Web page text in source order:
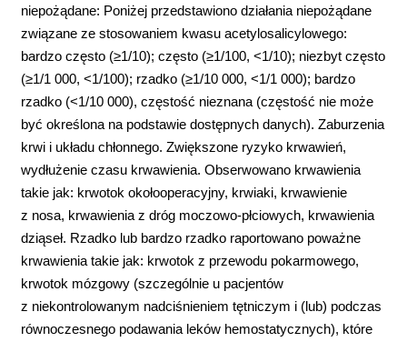
niepożądane: Poniżej przedstawiono działania niepożądane
związane ze stosowaniem kwasu acetylosalicylowego:
bardzo często (≥1/10); często (≥1/100, <1/10); niezbyt często
(≥1/1 000, <1/100); rzadko (≥1/10 000, <1/1 000); bardzo
rzadko (<1/10 000), częstość nieznana (częstość nie może
być określona na podstawie dostępnych danych). Zaburzenia
krwi i układu chłonnego. Zwiększone ryzyko krwawień,
wydłużenie czasu krwawienia. Obserwowano krwawienia
takie jak: krwotok okołooperacyjny, krwiaki, krwawienie
z nosa, krwawienia z dróg moczowo-płciowych, krwawienia
dziąseł. Rzadko lub bardzo rzadko raportowano poważne
krwawienia takie jak: krwotok z przewodu pokarmowego,
krwotok mózgowy (szczególnie u pacjentów
z niekontrolowanym nadciśnieniem tętniczym i (lub) podczas
równoczesnego podawania leków hemostatycznych), które